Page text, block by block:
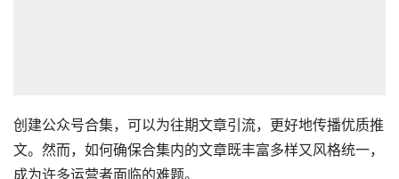
创建公众号合集，可以为往期文章引流，更好地传播优质推
文。然而，如何确保合集内的文章既丰富多样又风格统一，
成为许多运营者面临的难题。